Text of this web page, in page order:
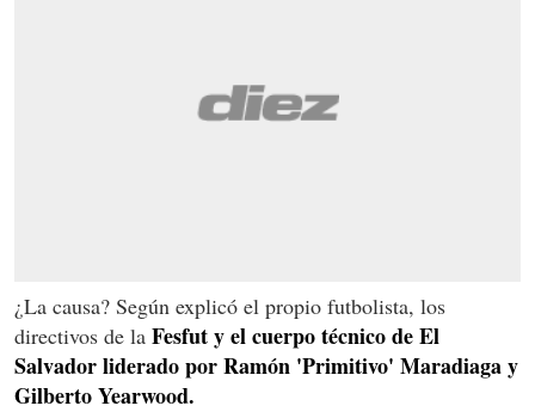
¿La causa? Según explicó el propio futbolista, los
directivos de la Fesfut y el cuerpo técnico de El
Salvador liderado por Ramón 'Primitivo' Maradiaga y
Gilberto Yearwood.